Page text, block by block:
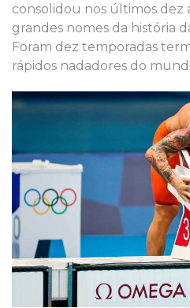
consolidou nos últimos dez
grandes nomes da história
Foram dez temporadas
rápidos nadadores do